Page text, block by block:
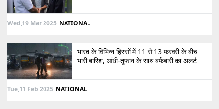
Wed,19 Mar 2025 NATIONAL
भारत के विभिन्न हिस्सों में 11 से 13 फरवरी के बीच
भारी बारिश, आंधी-तूफान के साथ बर्फबारी का अलर्ट
Tue,11 Feb 2025 NATIONAL